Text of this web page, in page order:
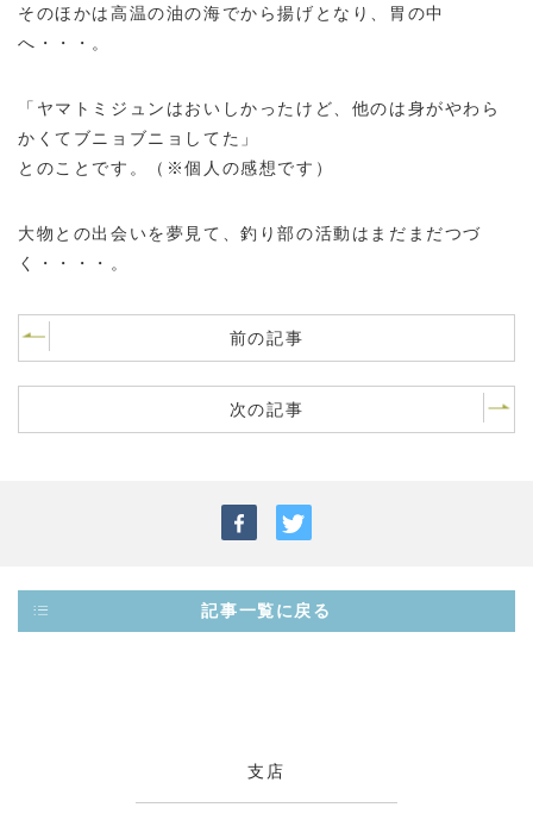
そのほかは高温の油の海でから揚げとなり、胃の中
へ・・・。
「ヤマトミジュンはおいしかったけど、他のは身がやわら
かくてブニョブニョしてた」
とのことです。（※個人の感想です）
大物との出会いを夢見て、釣り部の活動はまだまだつづ
く・・・・。
前の記事
次の記事
記事一覧に戻る
支店